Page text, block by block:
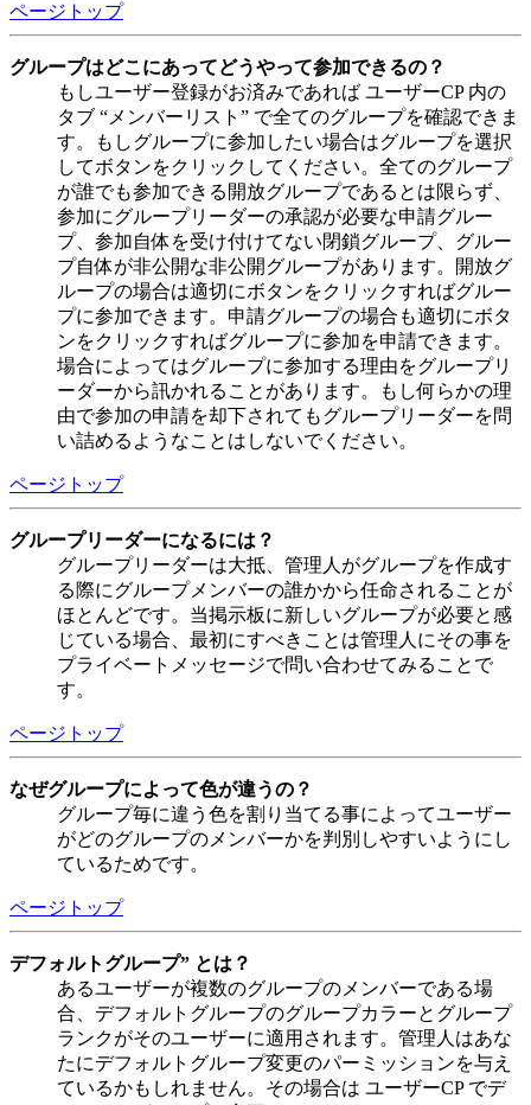
ページトップ
グループはどこにあってどうやって参加できるの？
もしユーザー登録がお済みであれば ユーザーCP 内の
タブ “メンバーリスト” で全てのグループを確認できま
す。もしグループに参加したい場合はグループを選択
してボタンをクリックしてください。全てのグループ
が誰でも参加できる開放グループであるとは限らず、
参加にグループリーダーの承認が必要な申請グルー
プ、参加自体を受け付けてない閉鎖グループ、グルー
プ自体が非公開な非公開グループがあります。開放グ
ループの場合は適切にボタンをクリックすればグルー
プに参加できます。申請グループの場合も適切にボタ
ンをクリックすればグループに参加を申請できます。
場合によってはグループに参加する理由をグループリ
ーダーから訊かれることがあります。もし何らかの理
由で参加の申請を却下されてもグループリーダーを問
い詰めるようなことはしないでください。
ページトップ
グループリーダーになるには？
グループリーダーは大抵、管理人がグループを作成す
る際にグループメンバーの誰かから任命されることが
ほとんどです。当掲示板に新しいグループが必要と感
じている場合、最初にすべきことは管理人にその事を
プライベートメッセージで問い合わせてみることで
す。
ページトップ
なぜグループによって色が違うの？
グループ毎に違う色を割り当てる事によってユーザー
がどのグループのメンバーかを判別しやすいようにし
ているためです。
ページトップ
デフォルトグループ” とは？
あるユーザーが複数のグループのメンバーである場
合、デフォルトグループのグループカラーとグループ
ランクがそのユーザーに適用されます。管理人はあな
たにデフォルトグループ変更のパーミッションを与え
ているかもしれません。その場合は ユーザーCP でデ